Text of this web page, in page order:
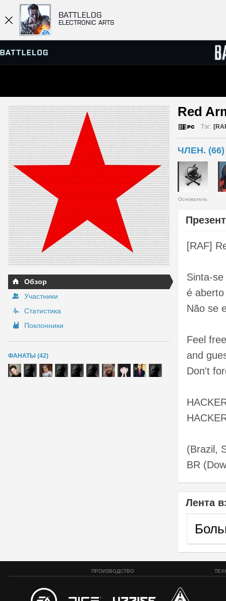
BATTLELOG
ELECTRONIC ARTS
ПРОСМОТР СЕРВЕРОВ
МАТЧИ
Обзор
Участники
Статистика
Поклонники
ФАНАТЫ (42)
Red
Тэг:
ЧЛЕН. (66)
Основатель
[RAF]
Sinta-
é
Não se
Feel
and
Don't
(Brazil,
BR
Лента
ПРОИЗВОДСТВО